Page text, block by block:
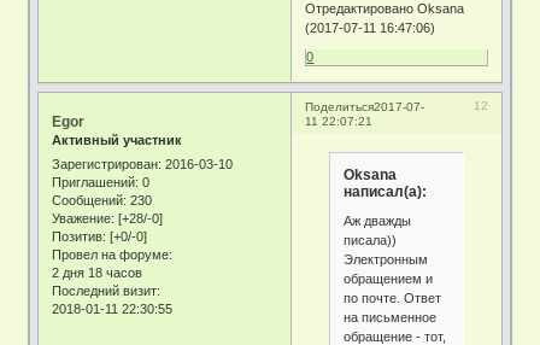
Отредактировано Oksana
(2017-07-11 16:47:06)
0
Поделиться 12
2017-07-
11 22:07:21
Egor
Активный участник
Зарегистрирован: 2016-03-10
Приглашений: 0
Сообщений: 230
Уважение: [+28/-0]
Позитив: [+0/-0]
Провел на форуме:
2 дня 18 часов
Последний визит:
2018-01-11 22:30:55
Oksana
написал(а):
Аж дважды
писала))
Электронным
обращением и
по почте. Ответ
на письменное
обращение - тот,